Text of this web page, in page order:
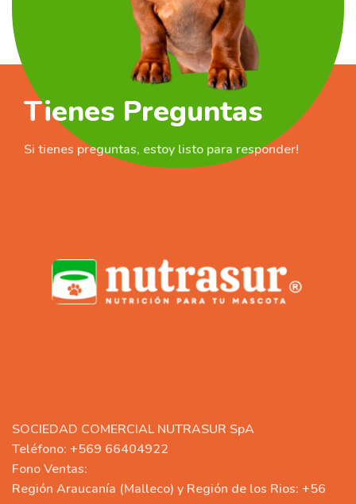
Tienes Preguntas
Si tienes preguntas, estoy listo para responder!
SOCIEDAD COMERCIAL NUTRASUR SpA
Teléfono: +569 66404922
Fono Ventas:
Región Araucanía (Malleco) y Región de los Rios: +56